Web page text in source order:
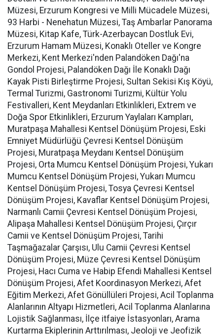
Müzesi, Erzurum Kongresi ve Milli Mücadele Müzesi,
93 Harbi - Nenehatun Müzesi, Taş Ambarlar Panorama
Müzesi, Kitap Kafe, Türk-Azerbaycan Dostluk Evi,
Erzurum Hamam Müzesi, Konaklı Oteller ve Kongre
Merkezi, Kent Merkezi'nden Palandöken Dağı'na
Gondol Projesi, Palandöken Dağı İle Konaklı Dağı
Kayak Pisti Birleştirme Projesi, Sultan Sekisi Kış Köyü,
Termal Turizmi, Gastronomi Turizmi, Kültür Yolu
Festivalleri, Kent Meydanları Etkinlikleri, Extrem ve
Doğa Spor Etkinlikleri, Erzurum Yaylaları Kampları,
Muratpaşa Mahallesi Kentsel Dönüşüm Projesi, Eski
Emniyet Müdürlüğü Çevresi Kentsel Dönüşüm
Projesi, Muratpaşa Meydanı Kentsel Dönüşüm
Projesi, Orta Mumcu Kentsel Dönüşüm Projesi, Yukarı
Mumcu Kentsel Dönüşüm Projesi, Yukarı Mumcu
Kentsel Dönüşüm Projesi, Tosya Çevresi Kentsel
Dönüşüm Projesi, Kavaflar Kentsel Dönüşüm Projesi,
Narmanlı Camii Çevresi Kentsel Dönüşüm Projesi,
Alipaşa Mahallesi Kentsel Dönüşüm Projesi, Çırçır
Camii ve Kentsel Dönüşüm Projesi, Tarihi
Taşmağazalar Çarşısı, Ulu Camii Çevresi Kentsel
Dönüşüm Projesi, Müze Çevresi Kentsel Dönüşüm
Projesi, Hacı Cuma ve Habip Efendi Mahallesi Kentsel
Dönüşüm Projesi, Afet Koordinasyon Merkezi, Afet
Eğitim Merkezi, Afet Gönüllüleri Projesi, Acil Toplanma
Alanlarının Altyapı Hizmetleri, Acil Toplanma Alanlarına
Lojistik Sağlanması, İlçe itfaiye İstasyonları, Arama
Kurtarma Ekiplerinin Arttırılması, Jeoloji ve Jeofizik